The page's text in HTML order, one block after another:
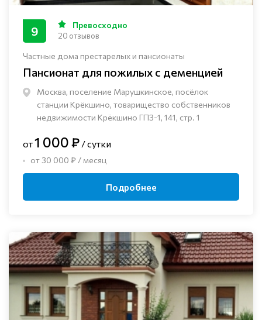
Частные дома престарелых и пансионаты
Пансионат для пожилых с деменцией
Москва, поселение Марушкинское, посёлок
станции Крёкшино, товарищество собственников
недвижимости Крёкшино ГПЗ-1, 141, стр. 1
9 Превосходно
20 отзывов
от1 000 ₽ / сутки
от 30 000 ₽ / месяц
Подробнее